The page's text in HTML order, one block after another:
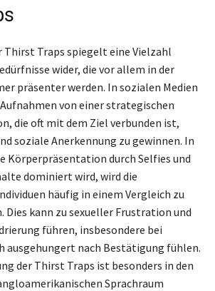
Thirst Traps spiegelt eine Vielzahl
wider, die vor allem in der
präsenter werden. In sozialen Medien
von einer strategischen
die oft mit dem Ziel verbunden ist,
soziale Anerkennung zu gewinnen. In
Körperpräsentation durch Selfies und
dominiert wird, wird die
häufig in einem Vergleich zu
Dies kann zu sexueller Frustration und
führen, insbesondere bei
ausgehungert nach Bestätigung fühlen.
der Thirst Traps ist besonders in den
Sprachraum